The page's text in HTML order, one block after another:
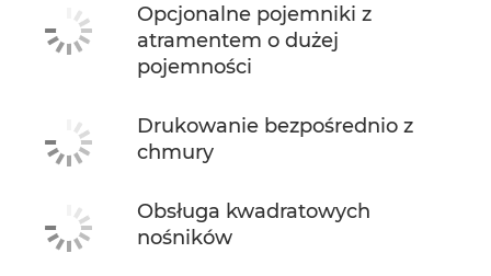
Opcjonalne pojemniki z
atramentem o dużej
pojemności
Drukowanie bezpośrednio z
chmury
Obsługa kwadratowych
nośników